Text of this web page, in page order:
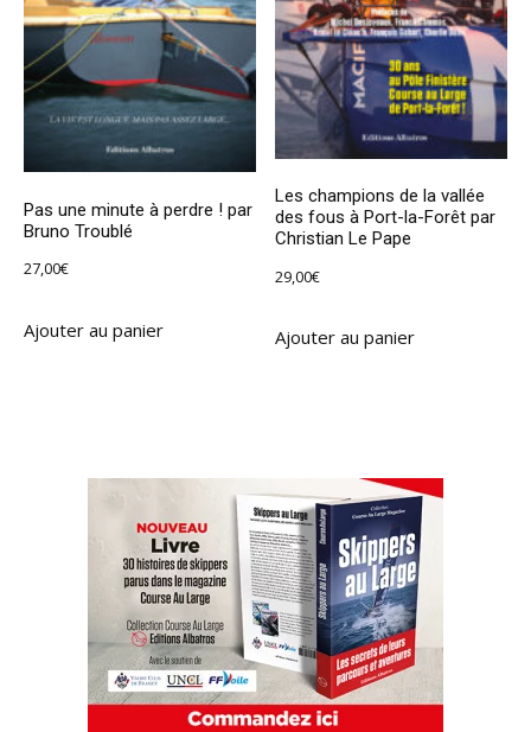
Pas une minute à perdre ! par
Bruno Troublé
27,00€
Ajouter au panier
Les champions de la vallée
des fous à Port-la-Forêt par
Christian Le Pape
29,00€
Ajouter au panier